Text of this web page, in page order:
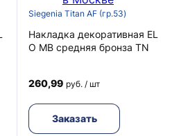
Siegenia Titan AF (гр.53)
Накладка декоративная EL
O MB средняя бронза TN
260,99 руб. / шт
Заказать